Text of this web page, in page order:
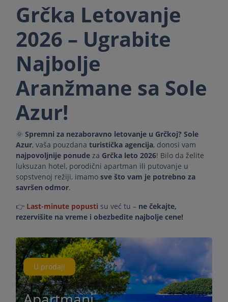
Grčka Letovanje
2026 – Ugrabite
Najbolje
Aranžmane sa Sole
Azur!
🌞 Spremni za nezaboravno letovanje u Grčkoj? Sole
Azur, vaša pouzdana turistička agencija, donosi vam
najpovoljnije ponude za Grčka leto 2026! Bilo da želite
luksuzan hotel, porodični apartman ili putovanje u
sopstvenoj režiji, imamo sve što vam je potrebno za
savršen odmor.
👉 Last-minute popusti su već tu – ne čekajte,
rezervišite na vreme i obezbedite najbolje cene!
U prodaji